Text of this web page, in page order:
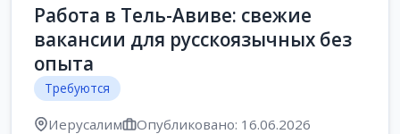
Работа в Тель-Авиве: свежие
вакансии для русскоязычных без
опыта
Требуются
Иерусалим Опубликовано: 16.06.2026